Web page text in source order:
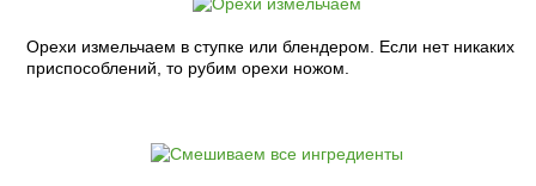
Орехи измельчаем в ступке или блендером. Если нет никаких
приспособлений, то рубим орехи ножом.